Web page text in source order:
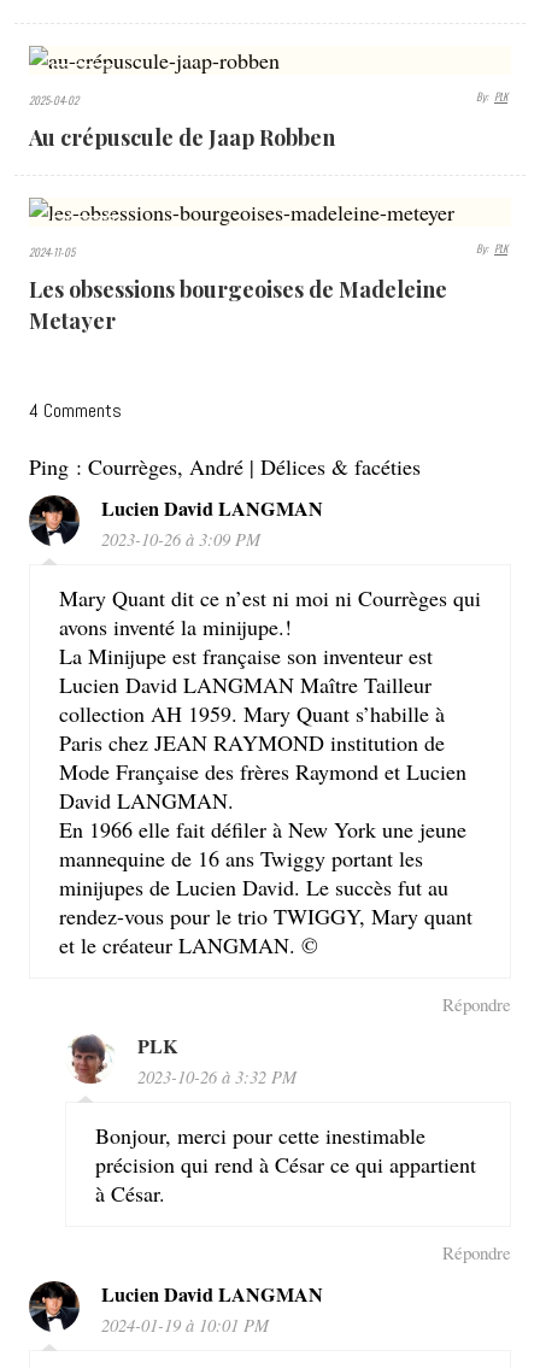
VIEWS
2025-04-02 By: PLK
Au crépuscule de Jaap Robben
VIEWS
2024-11-05 By: PLK
Les obsessions bourgeoises de Madeleine
Metayer
4 Comments
Ping : Courrèges, André | Délices & facéties
Lucien David LANGMAN
2023-10-26 à 3:09 PM
Mary Quant dit ce n’est ni moi ni Courrèges qui
avons inventé la minijupe.!
La Minijupe est française son inventeur est
Lucien David LANGMAN Maître Tailleur
collection AH 1959. Mary Quant s’habille à
Paris chez JEAN RAYMOND institution de
Mode Française des frères Raymond et Lucien
David LANGMAN.
En 1966 elle fait défiler à New York une jeune
mannequine de 16 ans Twiggy portant les
minijupes de Lucien David. Le succès fut au
rendez-vous pour le trio TWIGGY, Mary quant
et le créateur LANGMAN. ©
Répondre
PLK
2023-10-26 à 3:32 PM
Bonjour, merci pour cette inestimable
précision qui rend à César ce qui appartient
à César.
Répondre
Lucien David LANGMAN
2024-01-19 à 10:01 PM